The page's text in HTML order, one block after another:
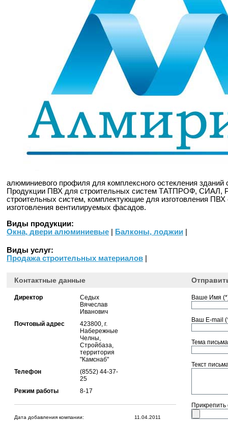
алюминиевого профиля для комплексного остекления
Продукции ПВХ для строительных систем ТАТПРОФ, СИАЛ,
строительных систем, комплектующие для изготовления
изготовления вентилируемых фасадов.
Виды продукции:
Окна, двери алюминиевые
Балконы, лоджии
Виды услуг:
Продажа строительных материалов
Контактные данные
Директор
Седых
Вячеслав
Иванович
Почтовый адрес
423800, г.
Набережные
Челны,
Стройбаза,
территория
"Камснаб"
Телефон
(8552) 44-37-
25
Режим работы
8-17
Дата добавления компании:
11.04.2011
Ваше Имя
Ваш E-mail
Тема
Текст